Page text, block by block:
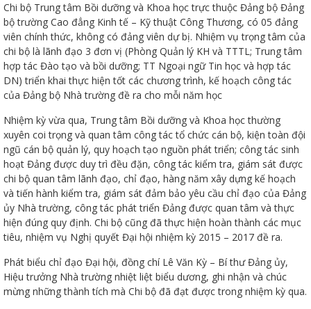
Chi bộ Trung tâm Bồi dưỡng và Khoa học trực thuộc Đảng bộ Đảng
bộ trường Cao đẳng Kinh tế – Kỹ thuật Công Thương, có 05 đảng
viên chính thức, không có đảng viên dự bị. Nhiệm vụ trọng tâm của
chi bộ là lãnh đạo 3 đơn vị (Phòng Quản lý KH và TTTL; Trung tâm
hợp tác Đào tạo và bồi dưỡng; TT Ngoại ngữ Tin học và hợp tác
DN) triển khai thực hiện tốt các chương trình, kế hoạch công tác
của Đảng bộ Nhà trường đề ra cho mỗi năm học
Nhiệm kỳ vừa qua, Trung tâm Bồi dưỡng và Khoa học thường
xuyên coi trọng và quan tâm công tác tổ chức cán bộ, kiện toàn đội
ngũ cán bộ quản lý, quy hoạch tạo nguồn phát triển; công tác sinh
hoạt Đảng được duy trì đều đặn, công tác kiểm tra, giám sát được
chi bộ quan tâm lãnh đạo, chỉ đạo, hàng năm xây dựng kế hoạch
và tiến hành kiểm tra, giám sát đảm bảo yêu cầu chỉ đạo của Đảng
ủy Nhà trường, công tác phát triển Đảng được quan tâm và thực
hiện đúng quy định. Chi bộ cũng đã thực hiện hoàn thành các mục
tiêu, nhiệm vụ Nghị quyết Đại hội nhiệm kỳ 2015 – 2017 đề ra.
Phát biểu chỉ đạo Đại hội, đồng chí Lê Văn Kỳ – Bí thư Đảng ủy,
Hiệu trưởng Nhà trường nhiệt liệt biểu dương, ghi nhận và chúc
mừng những thành tích mà Chi bộ đã đạt được trong nhiệm kỳ qua.